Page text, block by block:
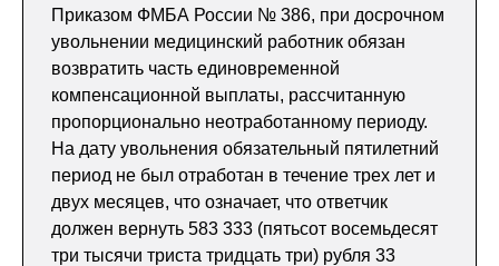
Приказом ФМБА России № 386, при досрочном
увольнении медицинский работник обязан
возвратить часть единовременной
компенсационной выплаты, рассчитанную
пропорционально неотработанному периоду.
На дату увольнения обязательный пятилетний
период не был отработан в течение трех лет и
двух месяцев, что означает, что ответчик
должен вернуть 583 333 (пятьсот восемьдесят
три тысячи триста тридцать три) рубля 33